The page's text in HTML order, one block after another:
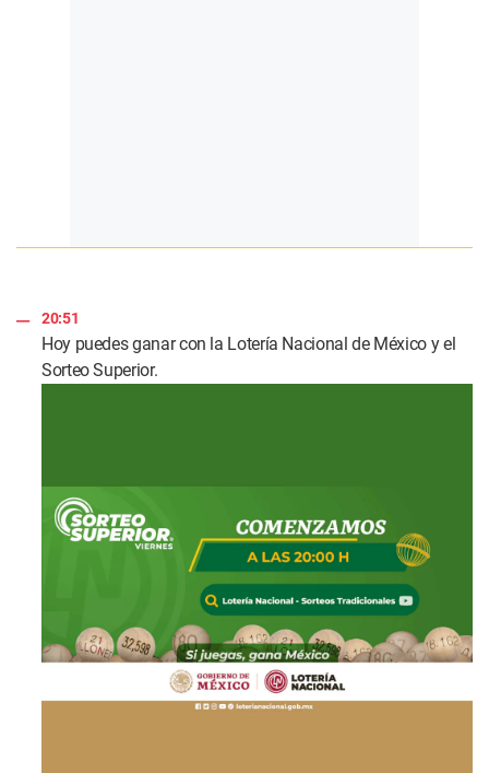
20:51
Hoy puedes ganar con la Lotería Nacional de México y el
Sorteo Superior.